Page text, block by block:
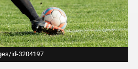
id-3204197